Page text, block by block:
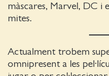
màscares, Marvel, DC i
mites.
Actualment trobem
omnipresent a les